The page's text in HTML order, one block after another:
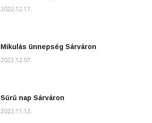
2022.12.17.
Mikulás ünnepség Sárváron
2022.12.07.
Sűrű nap Sárváron
2022.11.12.